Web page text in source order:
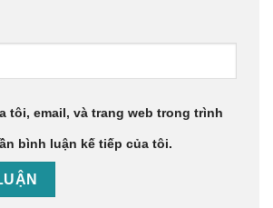
tôi, email, và trang web trong trình
bình luận kế tiếp của tôi.